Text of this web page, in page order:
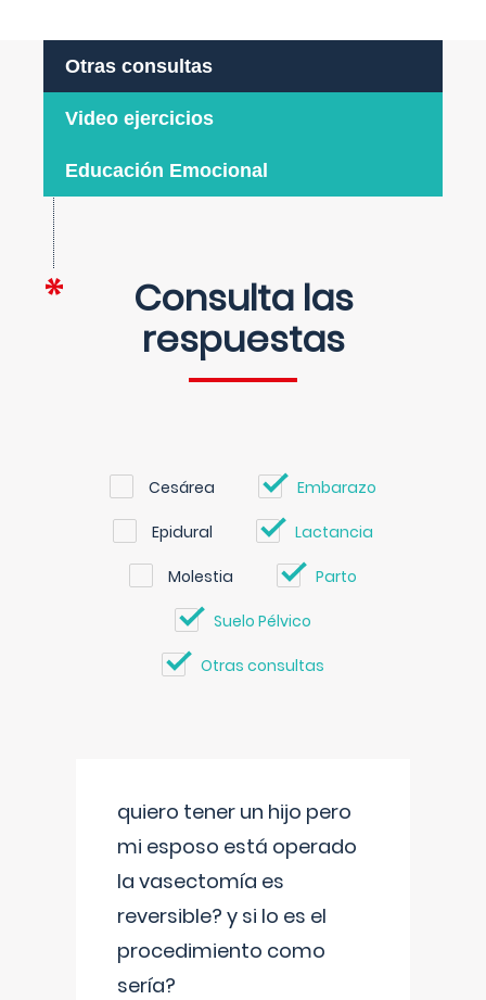
Otras consultas
Video ejercicios
Educación Emocional
Consulta las
respuestas
Cesárea Embarazo
Epidural Lactancia
Molestia Parto
Suelo Pélvico
Otras consultas
quiero tener un hijo pero
mi esposo está operado
la vasectomía es
reversible? y si lo es el
procedimiento como
sería?